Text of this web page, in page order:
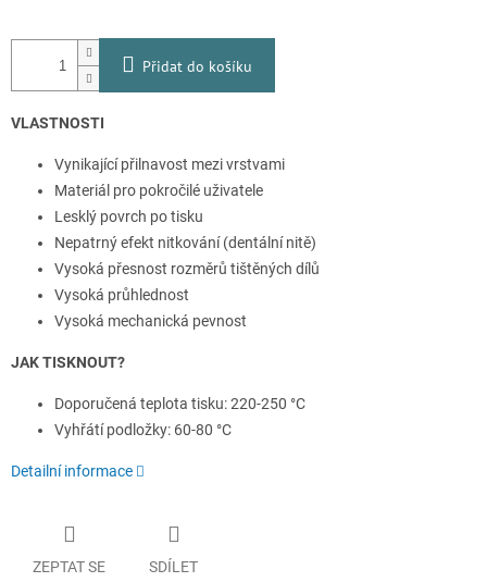
Přidat do košíku
VLASTNOSTI
Vynikající přilnavost mezi vrstvami
Materiál pro pokročilé uživatele
Lesklý povrch po tisku
Nepatrný efekt nitkování (dentální nitě)
Vysoká přesnost rozměrů tištěných dílů
Vysoká průhlednost
Vysoká mechanická pevnost
JAK TISKNOUT?
Doporučená teplota tisku: 220-250 °C
Vyhřátí podložky: 60-80 °C
Detailní informace
ZEPTAT SE SDÍLET